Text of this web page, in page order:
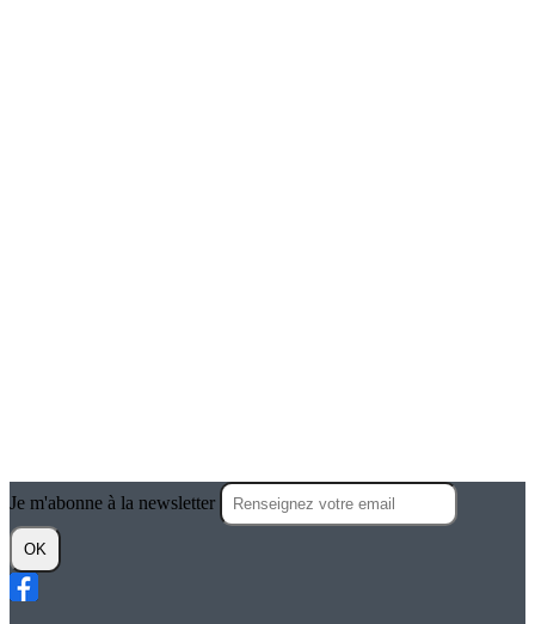
Je m'abonne à la newsletter
OK